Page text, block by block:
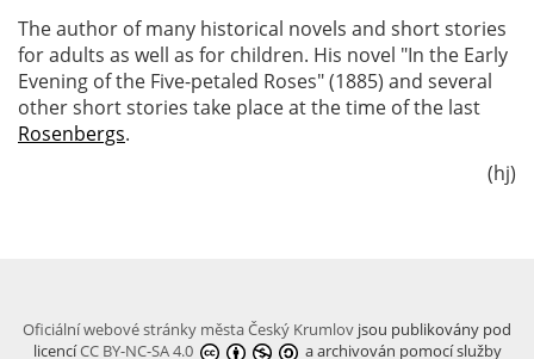
The author of many historical novels and short stories
for adults as well as for children. His novel "In the Early
Evening of the Five-petaled Roses" (1885) and several
other short stories take place at the time of the last
Rosenbergs.
(hj)
Oficiální webové stránky města Český Krumlov jsou publikovány pod
licencíCC BY-NC-SA 4.0
a archivován pomocí služby